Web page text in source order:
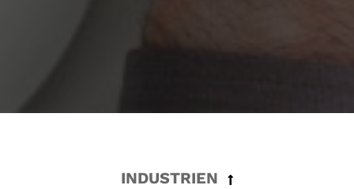
INDUSTRIEN